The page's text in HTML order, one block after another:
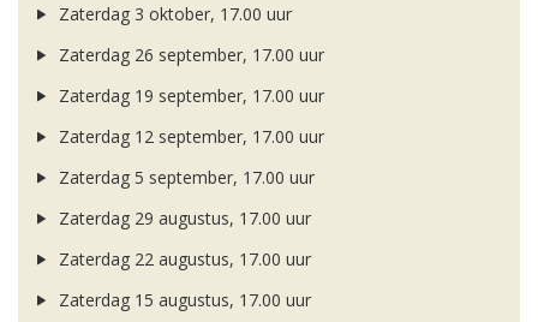
Zaterdag 3 oktober, 17.00 uur
Zaterdag 26 september, 17.00 uur
Zaterdag 19 september, 17.00 uur
Zaterdag 12 september, 17.00 uur
Zaterdag 5 september, 17.00 uur
Zaterdag 29 augustus, 17.00 uur
Zaterdag 22 augustus, 17.00 uur
Zaterdag 15 augustus, 17.00 uur